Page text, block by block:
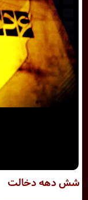
شش دهه دخالت